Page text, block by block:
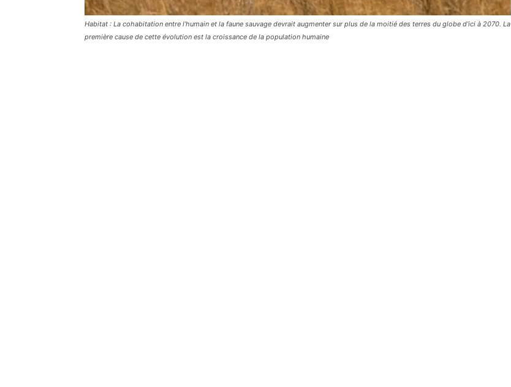
Habitat : La cohabitation entre l’humain et la faune sauvage devrait augmenter sur plus de la moitié des terres du globe d’ici à 2070. La
première cause de cette évolution est la croissance de la population humaine